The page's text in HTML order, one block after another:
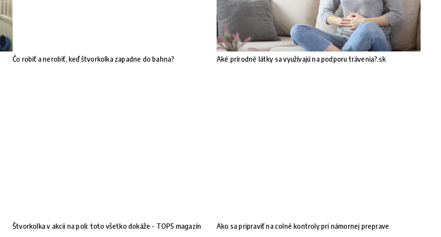
Čo robiť a nerobiť, keď štvorkolka zapadne do bahna? Aké prírodné látky sa využívajú na podporu trávenia?.sk
Štvorkolka v akcii na poli: toto všetko dokáže - TOP5 magazín Ako sa pripraviť na colné kontroly pri námornej preprave